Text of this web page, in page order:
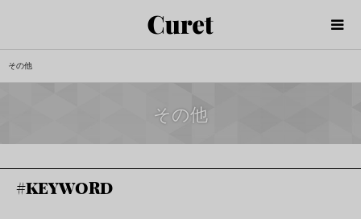
その他
その他
#KEYWORD